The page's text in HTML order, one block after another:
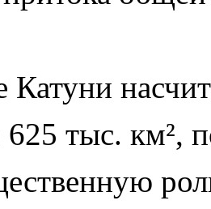
Катуни
тыс. км²,